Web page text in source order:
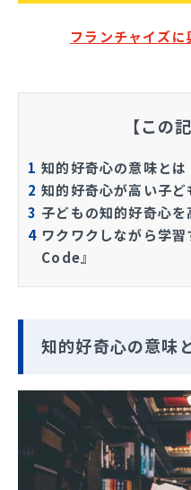
フランチャイズ
【この
1 知的好奇心の意味とは
2 知的好奇心が高い子ど
3 子どもの知的好奇心
4 ワクワクしながら学
Code』
知的好奇心の意味